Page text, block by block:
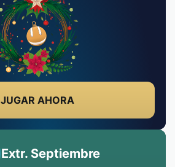
JUGAR AHORA
Extr. Septiembre